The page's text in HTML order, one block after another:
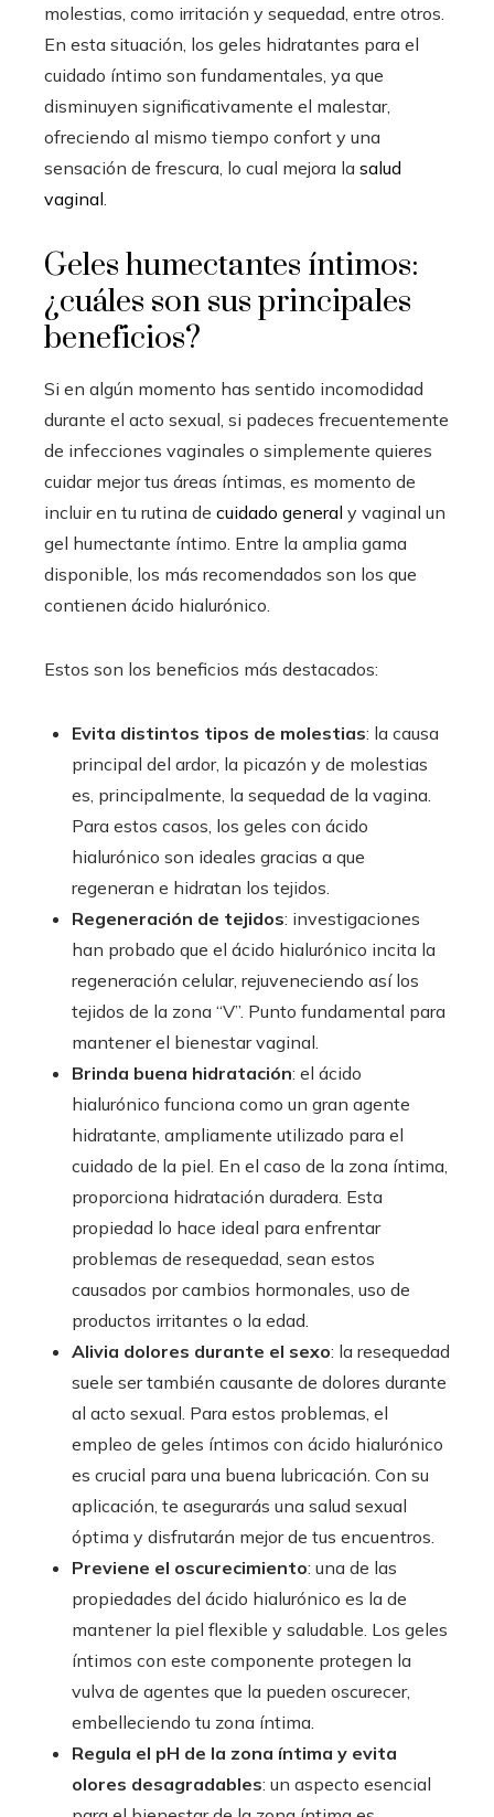
molestias, como irritación y sequedad, entre otros.
En esta situación, los geles hidratantes para el
cuidado íntimo son fundamentales, ya que
disminuyen significativamente el malestar,
ofreciendo al mismo tiempo confort y una
sensación de frescura, lo cual mejora la salud
vaginal
Geles humectantes íntimos:
¿cuáles son sus principales
beneficios?
Si en algún momento has sentido incomodidad
durante el acto sexual, si padeces frecuentemente
de infecciones vaginales o simplemente quieres
cuidar mejor tus áreas íntimas, es momento de
incluir en tu rutina de cuidado general y vaginal un
gel humectante íntimo. Entre la amplia gama
disponible, los más recomendados son los que
contienen ácido hialurónico.
Estos son los beneficios más destacados:
Evita distintos tipos de molestias: la causa
principal del ardor, la picazón y de molestias
es, principalmente, la sequedad de la vagina.
Para estos casos, los geles con ácido
hialurónico son ideales gracias a que
regeneran e hidratan los tejidos.
Regeneración de tejidos: investigaciones
han probado que el ácido hialurónico incita la
regeneración celular, rejuveneciendo así los
tejidos de la zona “V”. Punto fundamental para
mantener el bienestar vaginal.
Brinda buena hidratación: el ácido
hialurónico funciona como un gran agente
hidratante, ampliamente utilizado para el
cuidado de la piel. En el caso de la zona íntima,
proporciona hidratación duradera. Esta
propiedad lo hace ideal para enfrentar
problemas de resequedad, sean estos
causados por cambios hormonales, uso de
productos irritantes o la edad.
Alivia dolores durante el sexo: la resequedad
suele ser también causante de dolores durante
al acto sexual. Para estos problemas, el
empleo de geles íntimos con ácido hialurónico
es crucial para una buena lubricación. Con su
aplicación, te asegurarás una salud sexual
óptima y disfrutarán mejor de tus encuentros.
Previene el oscurecimiento: una de las
propiedades del ácido hialurónico es la de
mantener la piel flexible y saludable. Los geles
íntimos con este componente protegen la
vulva de agentes que la pueden oscurecer,
embelleciendo tu zona íntima.
Regula el pH de la zona íntima y evita
olores desagradables: un aspecto esencial